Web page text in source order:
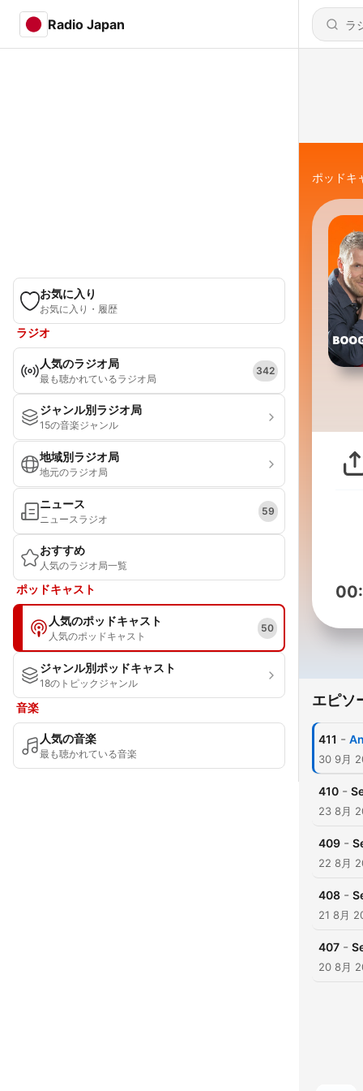
Radio Japan
お気に入り
お気に入り・履歴
ラジオ
人気のラジオ局
最も聴かれているラジオ局
342
ジャンル別ラジオ局
15の音楽ジャンル
地域別ラジオ局
地元のラジオ局
ニュース
ニュースラジオ
59
おすすめ
人気のラジオ局一覧
ポッドキャスト
人気のポッドキャスト
人気のポッドキャスト
50
ジャンル別ポッドキャスト
18のトピックジャンル
音楽
人気の音楽
最も聴かれている音楽
ポッドキ
エピソ
411 -
30 9月
410 -
23 8月
409 -
22 8月
408 -
21 8月
407 -
20 8月